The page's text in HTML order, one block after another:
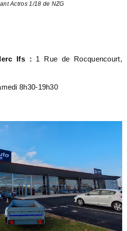
Actros 1/18 de NZG
Ifs : 1 Rue de Rocquencourt,
8h30-19h30